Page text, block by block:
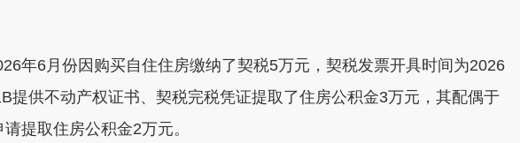
年6月份因购买自住住房缴纳了契税5万元，契税发票开具时间为2026
提供不动产权证书、契税完税凭证提取了住房公积金3万元，其配偶于
提取住房公积金2万元。